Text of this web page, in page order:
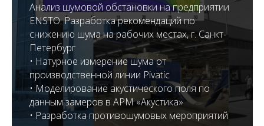
Анализ шумовой обстановки на предприятии
ENSTO. Разработка рекомендаций по
снижению шума на рабочих местах, г. Санкт-
Петербург
• Натурное измерение шума от
производственной линии Pivatic
• Моделирование акустического поля по
данным замеров в АРМ «Акустика»
• Разработка противошумовых мероприятий